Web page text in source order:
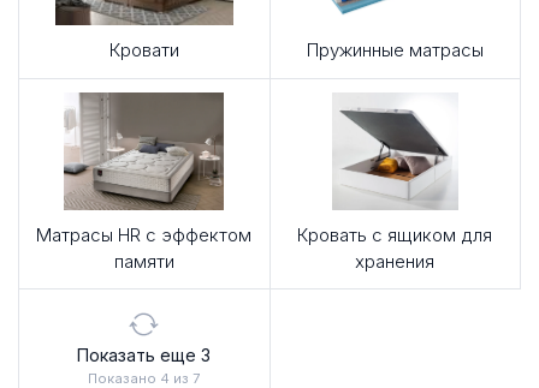
Кровати Пружинные матрасы
Матрасы HR с эффектом
памяти
Кровать с ящиком для
хранения
Показать еще 3
Показано 4 из 7